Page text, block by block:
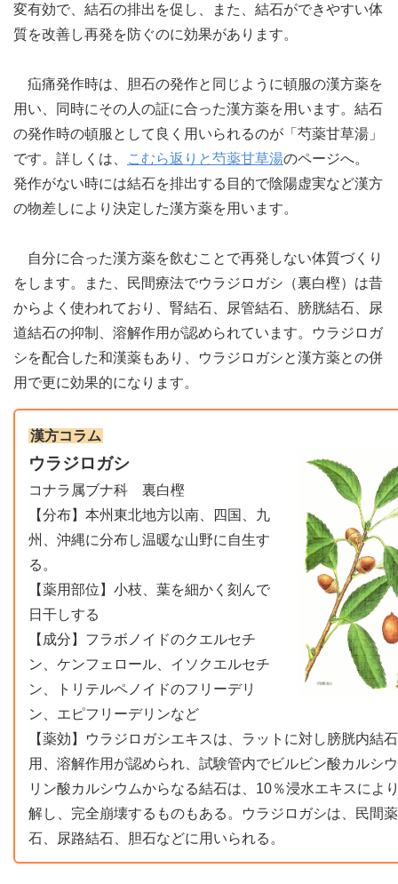
変有効で、結石の排出を促し、また、結石ができやすい体
質を改善し再発を防ぐのに効果があります。
疝痛発作時は、胆石の発作と同じように頓服の漢方薬を
用い、同時にその人の証に合った漢方薬を用います。結石
の発作時の頓服として良く用いられるのが「芍薬甘草湯」
です。詳しくは、
こむら返りと芍薬甘草湯のページへ。
発作がない時には結石を排出する目的で陰陽虚実など漢方
の物差しにより決定した漢方薬を用います。
自分に合った漢方薬を飲むことで再発しない体質づくり
をします。また、民間療法でウラジロガシ（裏白樫）は昔
からよく使われており、腎結石、尿管結石、膀胱結石、尿
道結石の抑制、溶解作用が認められています。ウラジロガ
シを配合した和漢薬もあり、ウラジロガシと漢方薬との併
用で更に効果的になります。
漢方コラム
ウラジロガシ
⁠コナラ属ブナ科 裏白樫
【分布】本州東北地方以南、四国、九
州、沖縄に分布し温暖な山野に自生す
る。
【薬用部位】小枝、葉を細かく刻んで
日干しする
【成分】フラボノイドのクエルセチ
ン、ケンフェロール、イソクエルセチ
ン、トリテルペノイドのフリーデリ
ン、エピフリーデリンなど
【薬効】ウラジロガシエキスは、ラットに対し膀胱内結
用、溶解作用が認められ、試験管内でビルビン酸カルシ
リン酸カルシウムからなる結石は、10％浸水エキスによ
解し、完全崩壊するものもある。ウラジロガシは、民間
石、尿路結石、胆石などに用いられる。